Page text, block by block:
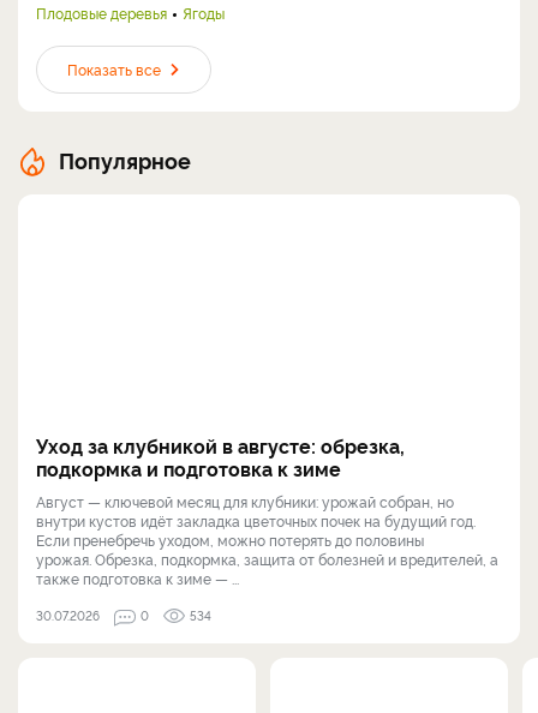
Плодовые деревья
Ягоды
Показать все
Популярное
Уход за клубникой в августе: обрезка,
подкормка и подготовка к зиме
Август — ключевой месяц для клубники: урожай собран, но
внутри кустов идёт закладка цветочных почек на будущий год.
Если пренебречь уходом, можно потерять до половины
урожая. Обрезка, подкормка, защита от болезней и вредителей, а
также подготовка к зиме — ...
30.07.2026 0 534